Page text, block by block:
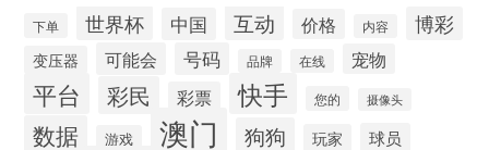
下单 世界杯 中国 互动 价格 内容 博彩
变压器 可能会 号码 品牌 在线 宠物
平台 彩民 彩票 快手 您的 摄像头
数据 游戏 澳门 狗狗 玩家
球员